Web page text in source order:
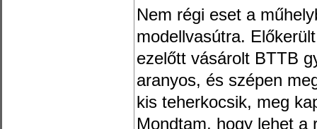
Nem régi eset a
modellvasútra.
ezelőtt vásárolt BTTB
aranyos, és szépen
kis teherkocsik, meg
Mondtam, hogy lehet a